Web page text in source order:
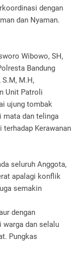
dengan
dan Nyaman.
Wibowo, SH,
Bandung
S.M, M.H,
Unit Patroli
ujung tombak
mata dan telinga
Kerawanan
seluruh Anggota,
apalagi konflik
semakin
dengan
warga dan selalu
Pungkas